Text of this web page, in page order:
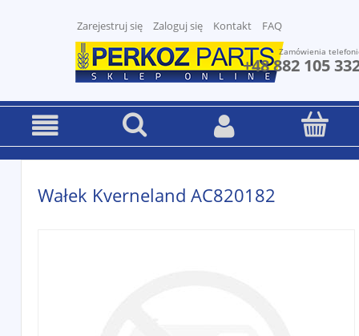
Zarejestruj się Zaloguj się Kontakt FAQ
Zamówienia
+48 882 105
Wałek Kverneland AC820182